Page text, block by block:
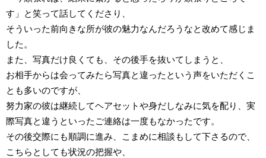
す」と笑って話してくださり、
そういった前向きな所が彼の魅力なんだろうなと改めて感じま
した。
また、写真だけ良くても、その後手を抜いてしまうと、
お相手からは会ってみたら写真と違ったという声をいただくこ
とも多いのですが、
努力家の彼は継続してヘアセットや身だしなみに気を配り、実
際写真と違うといったご連絡は一度もなかったです。
その後交際にも順調に進み、こまめに相談もして下さるので、
こちらとしても状況の把握や、